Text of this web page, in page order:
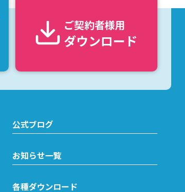
ご契約者様用
ダウンロード
公式ブログ
お知らせ一覧
各種ダウンロード